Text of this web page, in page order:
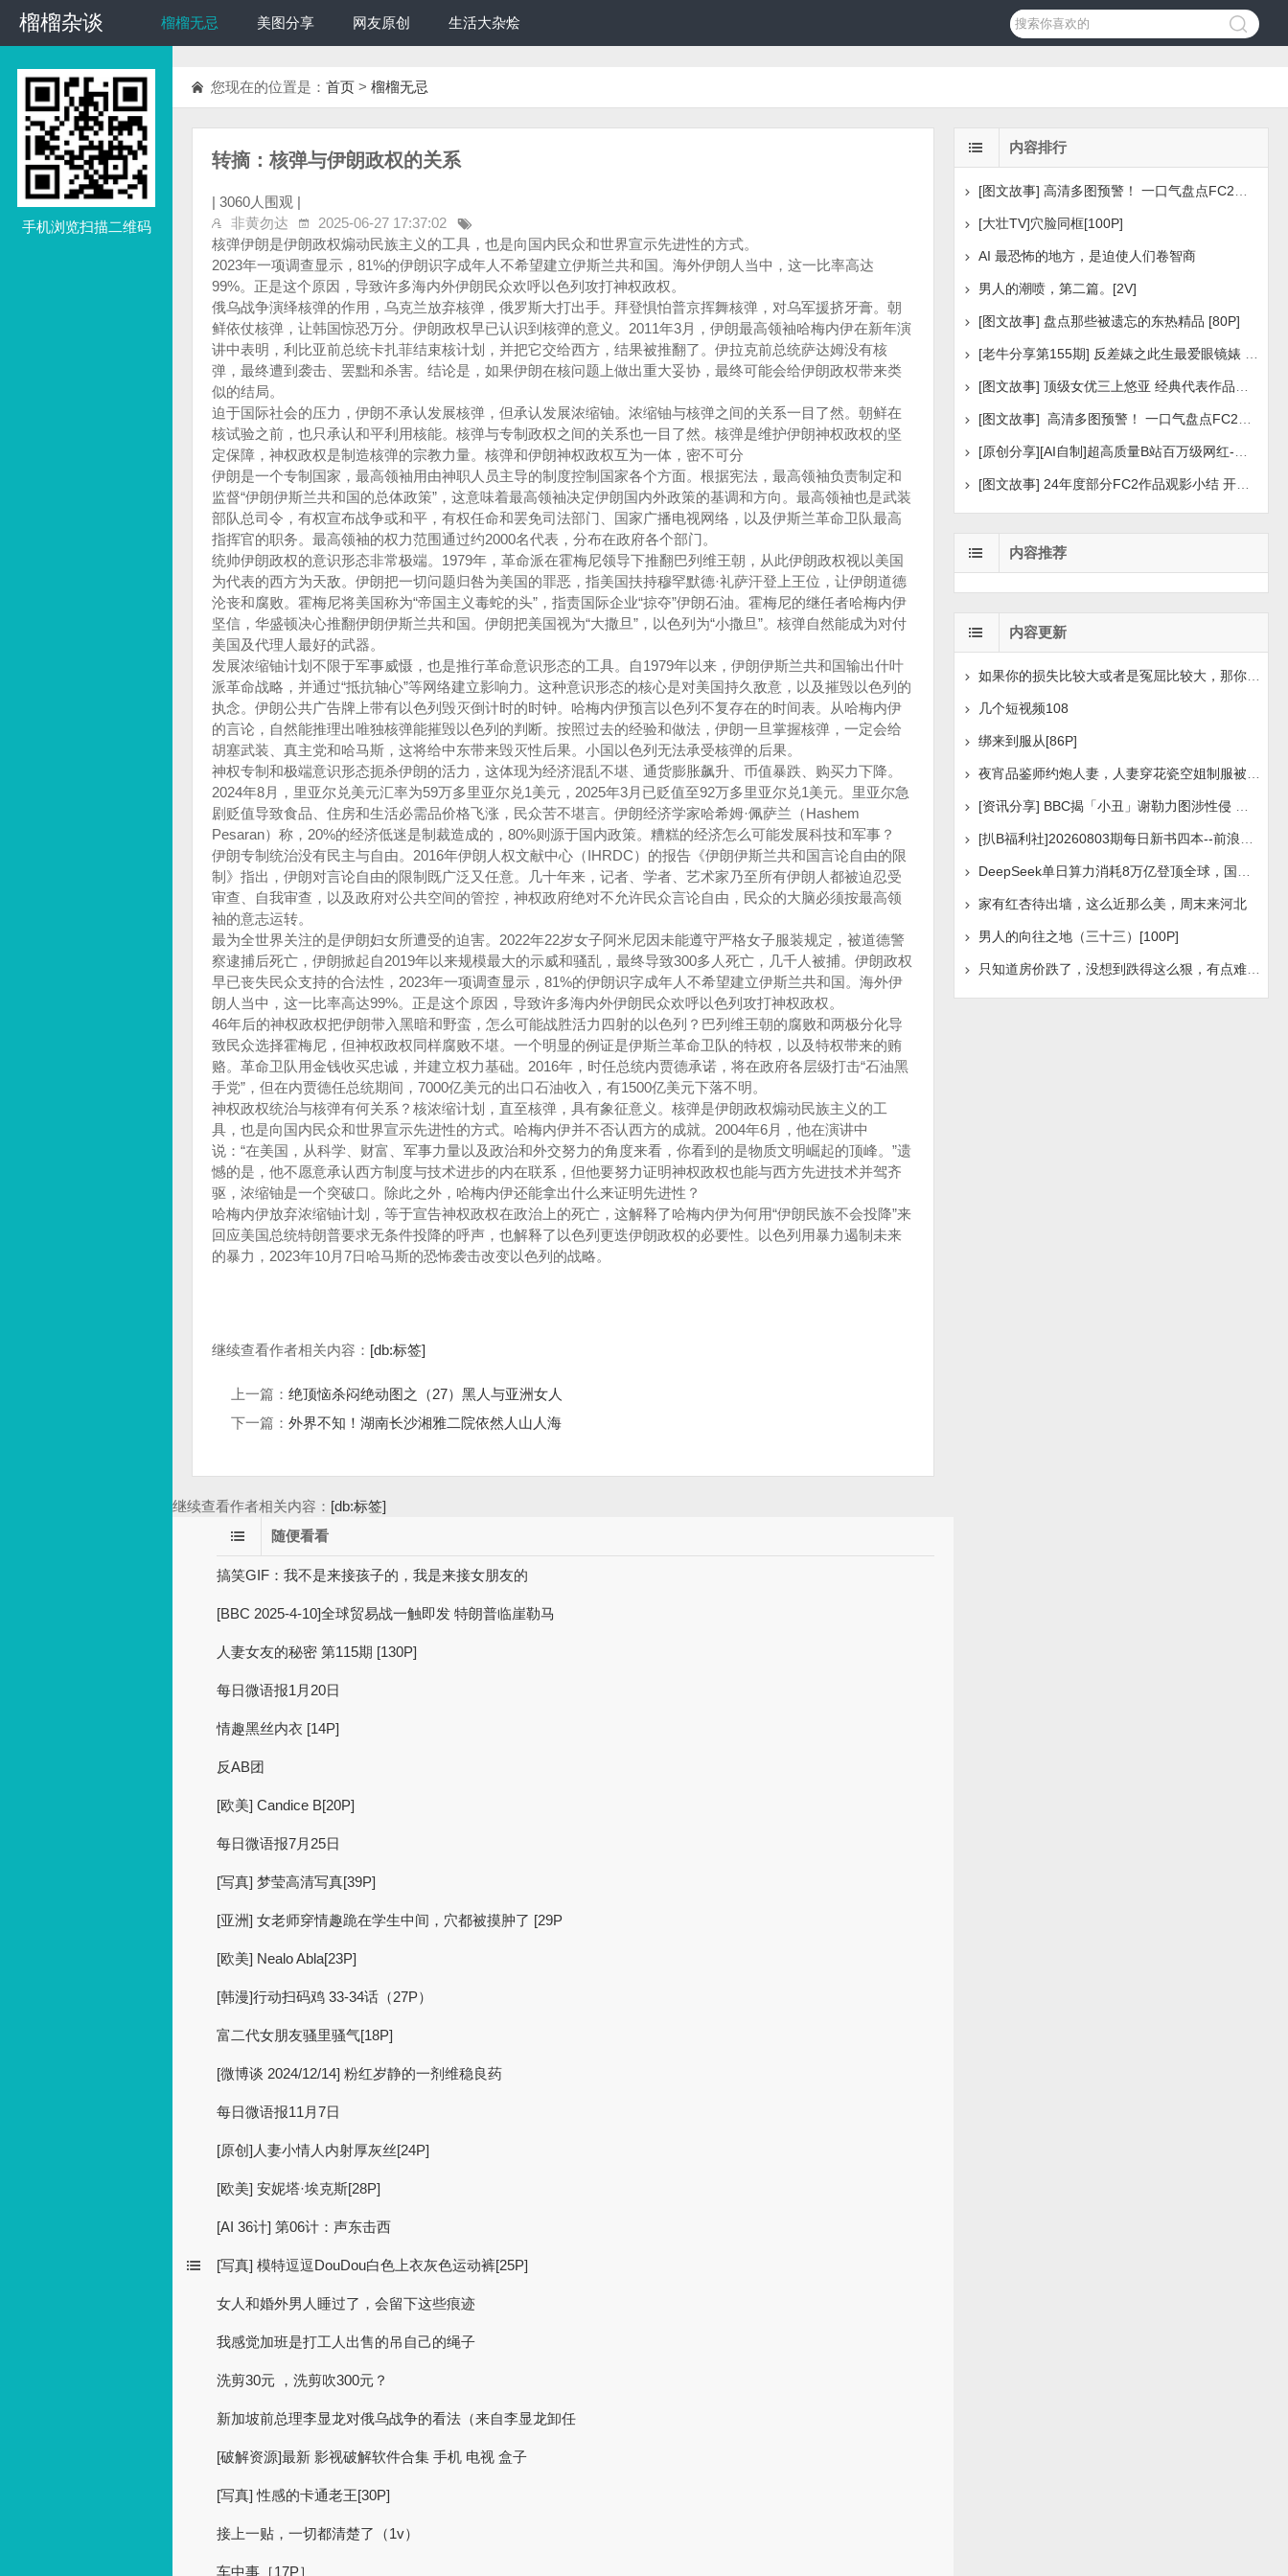
榴榴杂谈
榴榴杂谈 榴榴无忌 美图分享 网友原创 生活大杂烩
手机浏览扫描二维码
您现在的位置是： 首页 > 榴榴无忌
转摘：核弹与伊朗政权的关系
| 3060人围观 |
非黄勿达
2025-06-27 17:37:02
核弹伊朗是伊朗政权煽动民族主义的工具，也是向国内民众和世界宣示先进性的方式。
2023年一项调查显示，81%的伊朗识字成年人不希望建立伊斯兰共和国。海外伊朗人当中，这一比率高达
99%。正是这个原因，导致许多海内外伊朗民众欢呼以色列攻打神权政权。
俄乌战争演绎核弹的作用，乌克兰放弃核弹，俄罗斯大打出手。拜登惧怕普京挥舞核弹，对乌军援挤牙膏。朝
鲜依仗核弹，让韩国惊恐万分。伊朗政权早已认识到核弹的意义。2011年3月，伊朗最高领袖哈梅内伊在新年演
讲中表明，利比亚前总统卡扎菲结束核计划，并把它交给西方，结果被推翻了。伊拉克前总统萨达姆没有核
弹，最终遭到袭击、罢黜和杀害。结论是，如果伊朗在核问题上做出重大妥协，最终可能会给伊朗政权带来类
似的结局。
迫于国际社会的压力，伊朗不承认发展核弹，但承认发展浓缩铀。浓缩铀与核弹之间的关系一目了然。朝鲜在
核试验之前，也只承认和平利用核能。核弹与专制政权之间的关系也一目了然。核弹是维护伊朗神权政权的坚
定保障，神权政权是制造核弹的宗教力量。核弹和伊朗神权政权互为一体，密不可分
伊朗是一个专制国家，最高领袖用由神职人员主导的制度控制国家各个方面。根据宪法，最高领袖负责制定和
监督“伊朗伊斯兰共和国的总体政策”，这意味着最高领袖决定伊朗国内外政策的基调和方向。最高领袖也是武装
部队总司令，有权宣布战争或和平，有权任命和罢免司法部门、国家广播电视网络，以及伊斯兰革命卫队最高
指挥官的职务。最高领袖的权力范围通过约2000名代表，分布在政府各个部门。
统帅伊朗政权的意识形态非常极端。1979年，革命派在霍梅尼领导下推翻巴列维王朝，从此伊朗政权视以美国
为代表的西方为天敌。伊朗把一切问题归咎为美国的罪恶，指美国扶持穆罕默德·礼萨汗登上王位，让伊朗道德
沦丧和腐败。霍梅尼将美国称为“帝国主义毒蛇的头”，指责国际企业“掠夺”伊朗石油。霍梅尼的继任者哈梅内伊
坚信，华盛顿决心推翻伊朗伊斯兰共和国。伊朗把美国视为“大撒旦”，以色列为“小撒旦”。核弹自然能成为对付
美国及代理人最好的武器。
发展浓缩铀计划不限于军事威慑，也是推行革命意识形态的工具。自1979年以来，伊朗伊斯兰共和国输出什叶
派革命战略，并通过“抵抗轴心”等网络建立影响力。这种意识形态的核心是对美国持久敌意，以及摧毁以色列的
执念。伊朗公共广告牌上带有以色列毁灭倒计时的时钟。哈梅内伊预言以色列不复存在的时间表。从哈梅内伊
的言论，自然能推理出唯独核弹能摧毁以色列的判断。按照过去的经验和做法，伊朗一旦掌握核弹，一定会给
胡塞武装、真主党和哈马斯，这将给中东带来毁灭性后果。小国以色列无法承受核弹的后果。
神权专制和极端意识形态扼杀伊朗的活力，这体现为经济混乱不堪、通货膨胀飙升、币值暴跌、购买力下降。
2024年8月，里亚尔兑美元汇率为59万多里亚尔兑1美元，2025年3月已贬值至92万多里亚尔兑1美元。里亚尔急
剧贬值导致食品、住房和生活必需品价格飞涨，民众苦不堪言。伊朗经济学家哈希姆·佩萨兰（Hashem
Pesaran）称，20%的经济低迷是制裁造成的，80%则源于国内政策。糟糕的经济怎么可能发展科技和军事？
伊朗专制统治没有民主与自由。2016年伊朗人权文献中心（IHRDC）的报告《伊朗伊斯兰共和国言论自由的限
制》指出，伊朗对言论自由的限制既广泛又任意。几十年来，记者、学者、艺术家乃至所有伊朗人都被迫忍受
审查、自我审查，以及政府对公共空间的管控，神权政府绝对不允许民众言论自由，民众的大脑必须按最高领
袖的意志运转。
最为全世界关注的是伊朗妇女所遭受的迫害。2022年22岁女子阿米尼因未能遵守严格女子服装规定，被道德警
察逮捕后死亡，伊朗掀起自2019年以来规模最大的示威和骚乱，最终导致300多人死亡，几千人被捕。伊朗政权
早已丧失民众支持的合法性，2023年一项调查显示，81%的伊朗识字成年人不希望建立伊斯兰共和国。海外伊
朗人当中，这一比率高达99%。正是这个原因，导致许多海内外伊朗民众欢呼以色列攻打神权政权。
46年后的神权政权把伊朗带入黑暗和野蛮，怎么可能战胜活力四射的以色列？巴列维王朝的腐败和两极分化导
致民众选择霍梅尼，但神权政权同样腐败不堪。一个明显的例证是伊斯兰革命卫队的特权，以及特权带来的贿
赂。革命卫队用金钱收买忠诚，并建立权力基础。2016年，时任总统内贾德承诺，将在政府各层级打击“石油黑
手党”，但在内贾德任总统期间，7000亿美元的出口石油收入，有1500亿美元下落不明。
神权政权统治与核弹有何关系？核浓缩计划，直至核弹，具有象征意义。核弹是伊朗政权煽动民族主义的工
具，也是向国内民众和世界宣示先进性的方式。哈梅内伊并不否认西方的成就。2004年6月，他在演讲中
说：“在美国，从科学、财富、军事力量以及政治和外交努力的角度来看，你看到的是物质文明崛起的顶峰。”遗
憾的是，他不愿意承认西方制度与技术进步的内在联系，但他要努力证明神权政权也能与西方先进技术并驾齐
驱，浓缩铀是一个突破口。除此之外，哈梅内伊还能拿出什么来证明先进性？
哈梅内伊放弃浓缩铀计划，等于宣告神权政权在政治上的死亡，这解释了哈梅内伊为何用“伊朗民族不会投降”来
回应美国总统特朗普要求无条件投降的呼声，也解释了以色列更迭伊朗政权的必要性。以色列用暴力遏制未来
的暴力，2023年10月7日哈马斯的恐怖袭击改变以色列的战略。
继续查看作者相关内容： [db:标签]
上一篇： 绝顶恼杀闷绝动图之（27）黑人与亚洲女人
下一篇： 外界不知！湖南长沙湘雅二院依然人山人海
继续查看作者相关内容： [db:标签]
随便看看
搞笑GIF：我不是来接孩子的，我是来接女朋友的
[BBC 2025-4-10]全球贸易战一触即发 特朗普临崖勒马
人妻女友的秘密 第115期 [130P]
每日微语报1月20日
情趣黑丝内衣 [14P]
反AB团
[欧美] Candice B[20P]
每日微语报7月25日
[写真] 梦莹高清写真[39P]
[亚洲] 女老师穿情趣跪在学生中间，穴都被摸肿了 [29P
[欧美] Nealo Abla[23P]
[韩漫]行动扫码鸡 33-34话（27P）
富二代女朋友骚里骚气[18P]
[微博谈 2024/12/14] 粉红岁静的一剂维稳良药
每日微语报11月7日
[原创]人妻小情人内射厚灰丝[24P]
[欧美] 安妮塔·埃克斯[28P]
[AI 36计] 第06计：声东击西
[写真] 模特逗逗DouDou白色上衣灰色运动裤[25P]
女人和婚外男人睡过了，会留下这些痕迹
我感觉加班是打工人出售的吊自己的绳子
洗剪30元 ，洗剪吹300元？
新加坡前总理李显龙对俄乌战争的看法（来自李显龙卸任
[破解资源]最新 影视破解软件合集 手机 电视 盒子
[写真] 性感的卡通老王[30P]
接上一贴，一切都清楚了（1v）
车中事［17P］
内容排行
[大壮TV]穴脸同框[100P]
AI 最恐怖的地方，是迫使人们卷智商
男人的潮喷，第二篇。[2V]
[图文故事] 盘点那些被遗忘的东热精品 [80P]
[图文故事] 24年度部分FC2作品观影小结 开年王炸后续
内容推荐
内容更新
如果你的损失比较大或者是冤屈比较大，那你想挽回损失或
几个短视频108
绑来到服从[86P]
家有红杏待出墙，这么近那么美，周末来河北
男人的向往之地（三十三）[100P]
只知道房价跌了，没想到跌得这么狠，有点难受啊！